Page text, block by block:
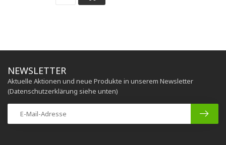
NEWSLETTER
Aktuelle Aktionen und neue Produkte in unserem Newsletter
(Datenschutzerklärung siehe unten)